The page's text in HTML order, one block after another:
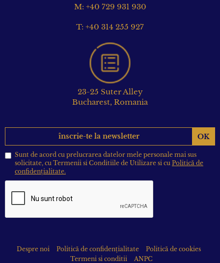
M: +40 729 931 930
T: +40 314 255 927
23-25 Suter Alley
Bucharest, Romania
OK
Sunt de acord cu prelucrarea datelor mele personale mai sus
solicitate, cu Termenii si Conditiile de Utilizare si cu Politică de
confidențialitate.
Despre noi Politică de confidențialitate
Politică de cookies
Termeni si conditii
ANPC